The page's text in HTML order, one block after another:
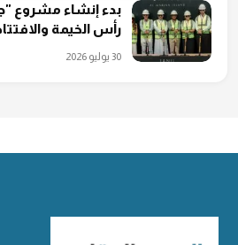
بدء إنشاء مشروع
رأس الخيمة والافتتاح
30 يوليو 2026